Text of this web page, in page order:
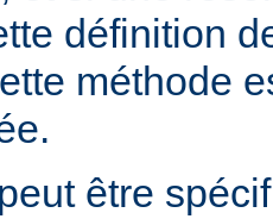
définition
méthode
être